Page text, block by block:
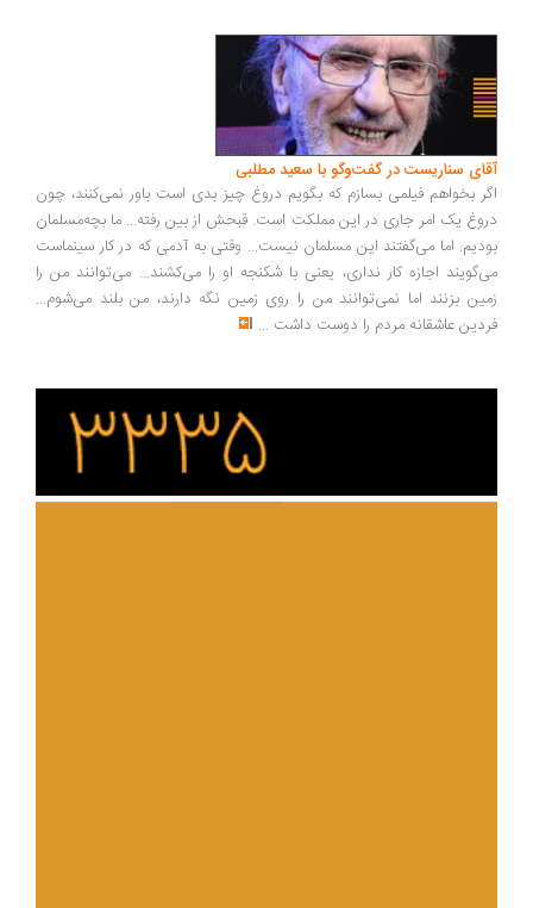
آقای سناریست در گفت‌وگو با سعید مطلبی
اگر بخواهم فیلمی بسازم که بگویم دروغ چیز بدی است باور نمی‌کنند، چون
دروغ یک امر جاری در این مملکت است. قبحش از بین رفته... ما بچه‌مسلمان
بودیم. اما می‌گفتند این مسلمان نیست... وقتی به آدمی که در کار سینماست
می‌گویند اجازه کار نداری، یعنی با شکنجه او را می‌کشند... می‌توانند من را
زمین بزنند اما نمی‌توانند من را روی زمین نگه دارند، من بلند می‌شوم...
فردین عاشقانه مردم را دوست داشت ...